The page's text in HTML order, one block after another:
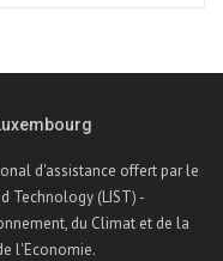
d'assistance offert par le
Technology (LIST) -
du Climat et de la
l'Economie.